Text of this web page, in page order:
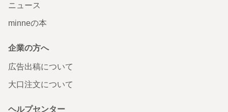
ニュース
minneの本
企業の方へ
広告出稿について
大口注文について
ヘルプセンター